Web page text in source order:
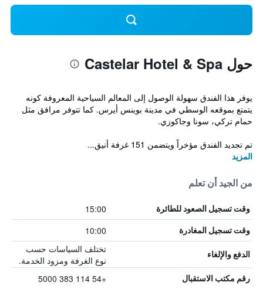
حول Castelar Hotel & Spa
يوفر هذا الفندق سهولة الوصول إلى المعالم السياحية المعروفة كونه
يتمتع بموقعه الوسطي في مدينة بوينس أيرس. كما تتوفر مرافق مثل
حمام تركي، سونا وجاكوزي.
تم تجديد الفندق مؤخراً ويتضمن 151 غرفة أنيق...
المزيد
من الجيد أن تعلم
وقت تسجيل الصعود للطائرة 15:00
وقت تسجيل المغادرة 10:00
الدفع والإلغاء
تختلف السياسات حسب
نوع الغرفة ومزود الخدمة.
رقم مكتب الاستقبال +54 114 383 5000